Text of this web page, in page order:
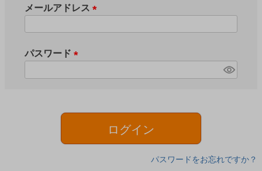
メールアドレス
パスワード
)
ログイン
パスワードをお忘れですか？